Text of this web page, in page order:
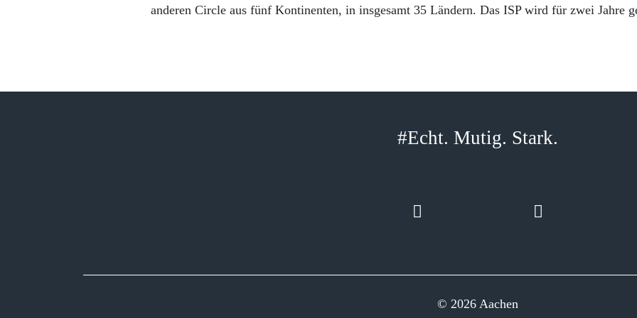
anderen Circle aus fünf Kontinenten, in insgesamt 35 Ländern. Das ISP wird für zwei Jahre
#Echt. Mutig. Stark.
© 2026 Aachen